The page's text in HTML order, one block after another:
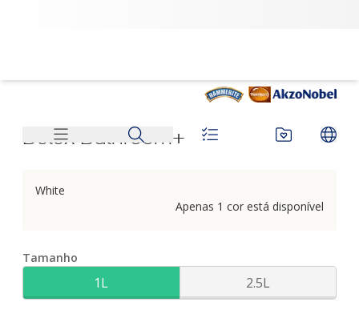
Dulux Bathroom+
White
Apenas 1 cor está disponível
Tamanho
1L 2.5L